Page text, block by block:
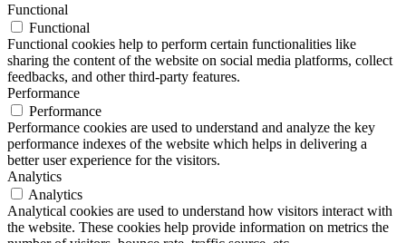
Functional
Functional
Functional cookies help to perform certain functionalities like
sharing the content of the website on social media platforms, collect
feedbacks, and other third-party features.
Performance
Performance
Performance cookies are used to understand and analyze the key
performance indexes of the website which helps in delivering a
better user experience for the visitors.
Analytics
Analytics
Analytical cookies are used to understand how visitors interact with
the website. These cookies help provide information on metrics the